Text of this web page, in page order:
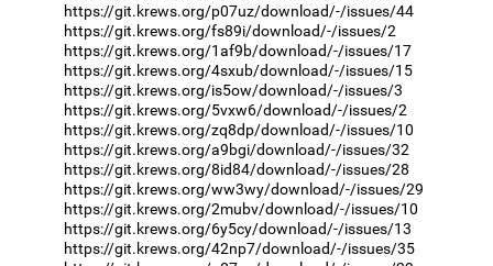
https://git.krews.org/p07uz/download/-/issues/44
https://git.krews.org/fs89i/download/-/issues/2
https://git.krews.org/1af9b/download/-/issues/17
https://git.krews.org/4sxub/download/-/issues/15
https://git.krews.org/is5ow/download/-/issues/3
https://git.krews.org/5vxw6/download/-/issues/2
https://git.krews.org/zq8dp/download/-/issues/10
https://git.krews.org/a9bgi/download/-/issues/32
https://git.krews.org/8id84/download/-/issues/28
https://git.krews.org/ww3wy/download/-/issues/29
https://git.krews.org/2mubv/download/-/issues/10
https://git.krews.org/6y5cy/download/-/issues/13
https://git.krews.org/42np7/download/-/issues/35